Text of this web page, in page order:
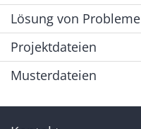
Lösung von
Projektdateien
Musterdateien